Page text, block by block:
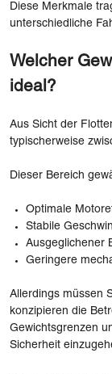
Diese Merkmale
unterschiedliche
Welcher
ideal?
Aus Sicht der
typischerweise
Dieser Bereich
Optimale
Stabile
Ausgeglichener
Geringere
Allerdings müssen
konzipieren die
Gewichtsgrenzen
Sicherheit